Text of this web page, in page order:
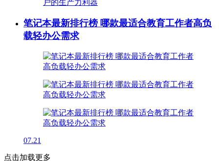
笔记本最新排行榜 哪款最适合教育工作者高负
载轻办公需求
07.21
点击加载更多